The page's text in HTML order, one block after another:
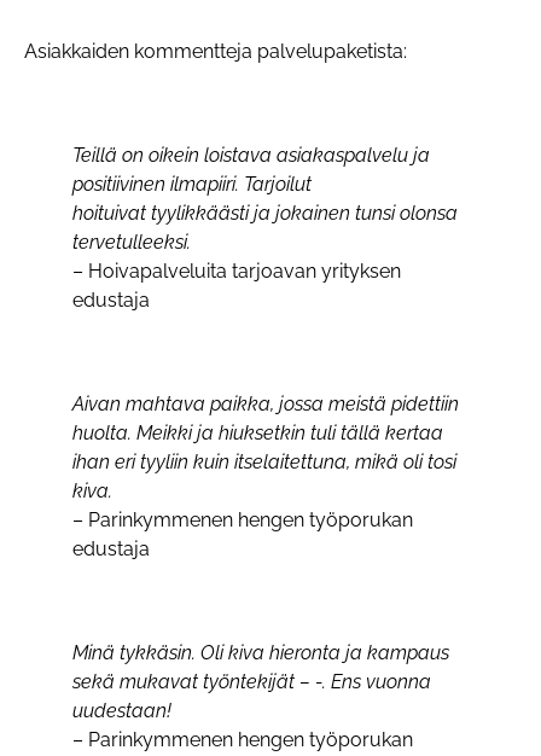
Asiakkaiden kommentteja palvelupaketista:
Teillä on oikein loistava asiakaspalvelu ja
positiivinen ilmapiiri. Tarjoilut
hoituivat tyylikkäästi ja jokainen tunsi olonsa
tervetulleeksi.
– Hoivapalveluita tarjoavan yrityksen
edustaja
Aivan mahtava paikka, jossa meistä pidettiin
huolta. Meikki ja hiuksetkin tuli tällä kertaa
ihan eri tyyliin kuin itselaitettuna, mikä oli tosi
kiva.
– Parinkymmenen hengen työporukan
edustaja
Minä tykkäsin. Oli kiva hieronta ja kampaus
sekä mukavat työntekijät – -. Ens vuonna
uudestaan!
– Parinkymmenen hengen työporukan